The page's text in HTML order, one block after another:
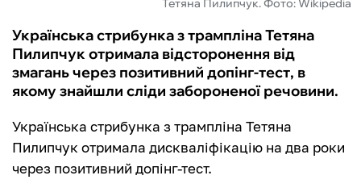
Тетяна Пилипчук. Фото: Wikipedia
Українська стрибунка з трампліна Тетяна
Пилипчук отримала відсторонення від
змагань через позитивний допінг-тест, в
якому знайшли сліди забороненої речовини.
Українська стрибунка з трампліна Тетяна
Пилипчук отримала дискваліфікацію на два роки
через позитивний допінг-тест.